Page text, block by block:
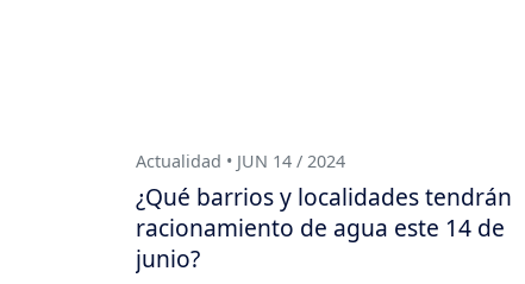
Actualidad • JUN 14 / 2024
¿Qué barrios y localidades tendrán
racionamiento de agua este 14 de
junio?